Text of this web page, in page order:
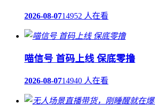
2026-08-0714952 人在看
喵信号 首码上线 保底零撸
2026-08-0714940 人在看